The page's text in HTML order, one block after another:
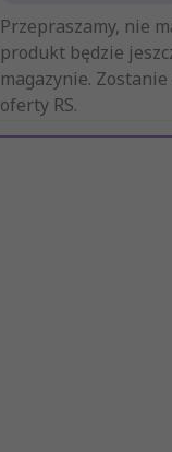
Przepraszamy, nie
produkt będzie
magazynie.
oferty RS.